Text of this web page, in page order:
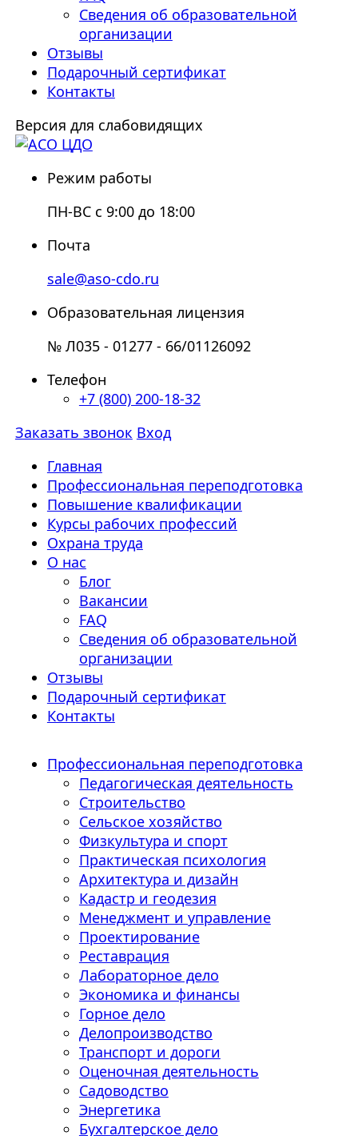
Сведения об образовательной
организации
Отзывы
Подарочный сертификат
Контакты
Версия для слабовидящих
Режим работы
ПН-ВС с 9:00 до 18:00
Почта
sale@aso-cdo.ru
Образовательная лицензия
№ Л035 - 01277 - 66/01126092
Телефон
+7 (800) 200-18-32
Заказать звонок Вход
Главная
Профессиональная переподготовка
Повышение квалификации
Курсы рабочих профессий
Охрана труда
О нас
Блог
Вакансии
FAQ
Сведения об образовательной
организации
Отзывы
Подарочный сертификат
Контакты
Профессиональная переподготовка
Педагогическая деятельность
Строительство
Сельское хозяйство
Физкультура и спорт
Практическая психология
Архитектура и дизайн
Кадастр и геодезия
Менеджмент и управление
Проектирование
Реставрация
Лабораторное дело
Экономика и финансы
Горное дело
Делопроизводство
Транспорт и дороги
Оценочная деятельность
Садоводство
Энергетика
Бухгалтерское дело